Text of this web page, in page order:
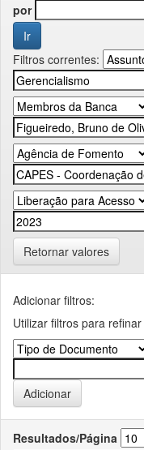
por
Filtros correntes:
Retornar valores
Adicionar filtros:
Utilizar filtros para
Resultados/Página